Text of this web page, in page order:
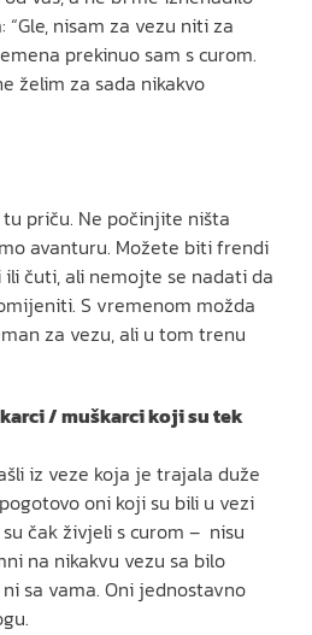
nisam za vezu niti za
prekinuo sam s curom.
želim za sada nikakvo
priču. Ne počinjite ništa
avanturu. Možete biti frendi
čuti, ali nemojte se nadati da
S vremenom možda
za vezu, ali u tom trenu
/ muškarci koji su tek
iz veze koja je trajala duže
oni koji su bili u vezi
čak živjeli s curom – nisu
na nikakvu vezu sa bilo
sa vama. Oni jednostavno